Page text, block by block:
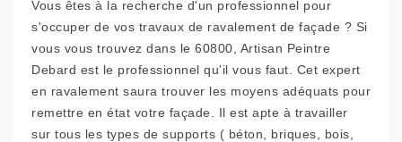
Vous êtes à la recherche d'un professionnel pour
s'occuper de vos travaux de ravalement de façade ? Si
vous vous trouvez dans le 60800, Artisan Peintre
Debard est le professionnel qu'il vous faut. Cet expert
en ravalement saura trouver les moyens adéquats pour
remettre en état votre façade. Il est apte à travailler
sur tous les types de supports ( béton, briques, bois,